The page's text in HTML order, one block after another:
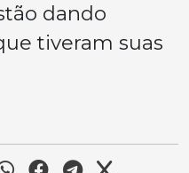
dando
tiveram suas